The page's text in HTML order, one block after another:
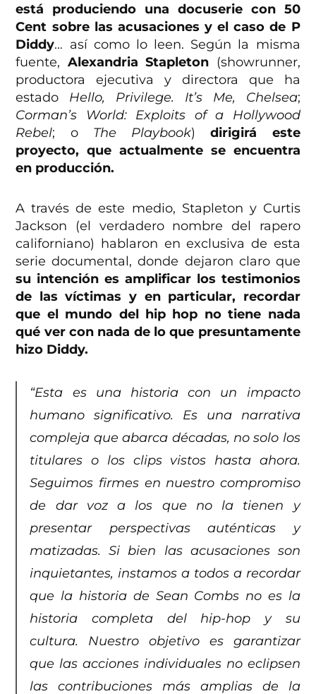
está produciendo una docuserie con 50
Cent sobre las acusaciones y el caso de P
Diddy… así como lo leen. Según la misma
fuente, Alexandria Stapleton (showrunner,
productora ejecutiva y directora que ha
estado Hello, Privilege. It’s Me, Chelsea;
Corman’s World: Exploits of a Hollywood
Rebel; o The Playbook) dirigirá este
proyecto, que actualmente se encuentra
en producción.
A través de este medio, Stapleton y Curtis
Jackson (el verdadero nombre del rapero
californiano) hablaron en exclusiva de esta
serie documental, donde dejaron claro que
su intención es amplificar los testimonios
de las víctimas y en particular, recordar
que el mundo del hip hop no tiene nada
qué ver con nada de lo que presuntamente
hizo Diddy.
“Esta es una historia con un impacto
humano significativo. Es una narrativa
compleja que abarca décadas, no solo los
titulares o los clips vistos hasta ahora.
Seguimos firmes en nuestro compromiso
de dar voz a los que no la tienen y
presentar perspectivas auténticas y
matizadas. Si bien las acusaciones son
inquietantes, instamos a todos a recordar
que la historia de Sean Combs no es la
historia completa del hip-hop y su
cultura. Nuestro objetivo es garantizar
que las acciones individuales no eclipsen
las contribuciones más amplias de la